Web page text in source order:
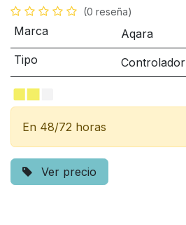
(0 reseña)
Marca
Aqara
Tipo
Controlador
En 48/72 horas
Ver precio